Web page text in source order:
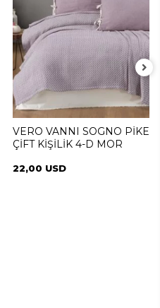
VERO VANNI SOGNO PİKE
ÇİFT KİŞİLİK 4-D MOR
22,00 USD